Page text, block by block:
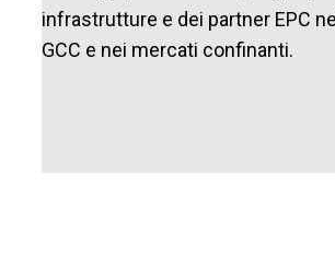
infrastrutture e dei partner EPC
GCC e nei mercati confinanti.